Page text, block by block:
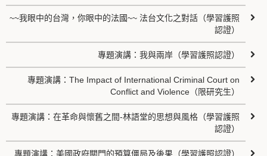
~~我眼中的台灣，你眼中的法國~~ 法台文化之對話（學習護照
認證）
專題演講：我與兩岸（學習護照認證）
專題演講：The Impact of International Criminal Court on
Conflict and Violence（限研究生）
專題演講：在革命與懷舊之間-林語堂的思想與風格（學習護照
認證）
專題演講：美國政府關門的預算僵局及後果（學習護照認證）